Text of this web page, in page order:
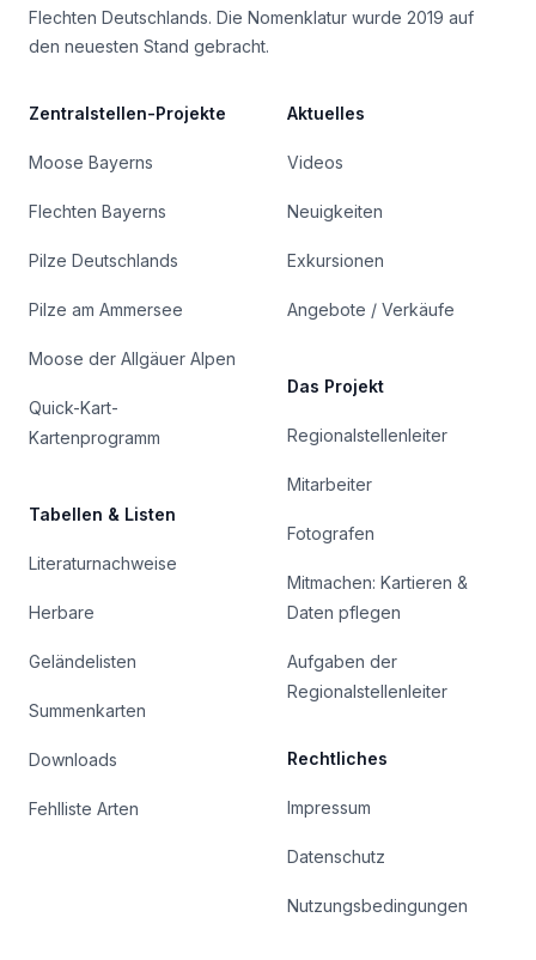
Flechten Deutschlands. Die Nomenklatur wurde 2019 auf
den neuesten Stand gebracht.
Zentralstellen-Projekte
Moose Bayerns
Flechten Bayerns
Pilze Deutschlands
Pilze am Ammersee
Moose der Allgäuer Alpen
Quick-Kart-
Kartenprogramm
Tabellen & Listen
Literaturnachweise
Herbare
Geländelisten
Summenkarten
Downloads
Fehlliste Arten
Aktuelles
Videos
Neuigkeiten
Exkursionen
Angebote / Verkäufe
Das Projekt
Regionalstellenleiter
Mitarbeiter
Fotografen
Mitmachen: Kartieren &
Daten pflegen
Aufgaben der
Regionalstellenleiter
Rechtliches
Impressum
Datenschutz
Nutzungsbedingungen